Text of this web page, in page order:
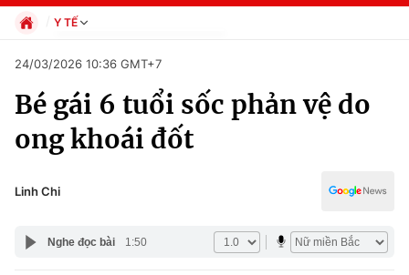
Chuyên mục
Chính trị
Y TẾ
Xã hội
Pháp luật
Kinh tế
Thể thao
Đời sống
24/03/2026 10:36 GMT+7
Bé gái 6 tuổi sốc phản vệ do
ong khoái đốt
Linh Chi
Nghe đọc bài 1:50